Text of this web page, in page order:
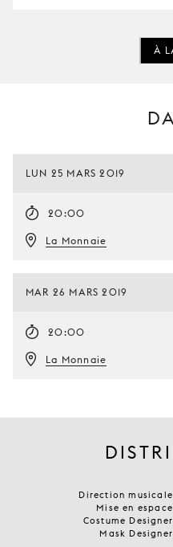
À
LUN 25 MARS 2019
20:00
La Monnaie
MAR 26 MARS 2019
20:00
La Monnaie
Direction musicale
Mise en espace
Costume Designer
Mask Designer